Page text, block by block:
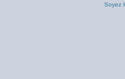
Soyez